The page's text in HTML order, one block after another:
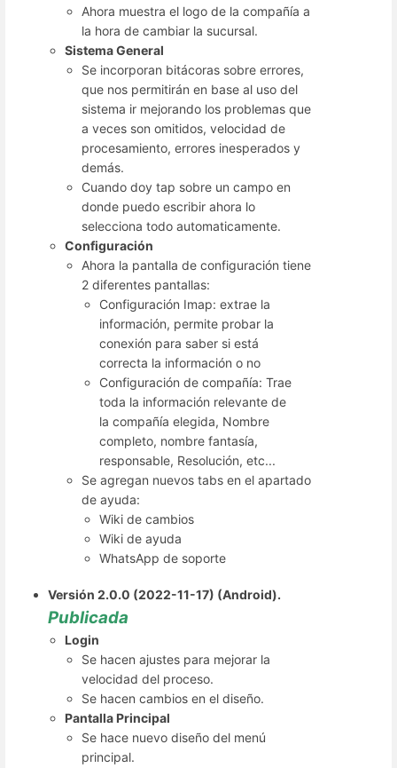
Ahora muestra el logo de la compañía a
la hora de cambiar la sucursal.
Sistema General
Se incorporan bitácoras sobre errores,
que nos permitirán en base al uso del
sistema ir mejorando los problemas que
a veces son omitidos, velocidad de
procesamiento, errores inesperados y
demás.
Cuando doy tap sobre un campo en
donde puedo escribir ahora lo
selecciona todo automaticamente.
Configuración
Ahora la pantalla de configuración tiene
2 diferentes pantallas:
Configuración Imap: extrae la
información, permite probar la
conexión para saber si está
correcta la información o no
Configuración de compañía: Trae
toda la información relevante de
la compañía elegida, Nombre
completo, nombre fantasía,
responsable, Resolución, etc...
Se agregan nuevos tabs en el apartado
de ayuda:
Wiki de cambios
Wiki de ayuda
WhatsApp de soporte
Versión 2.0.0 (2022-11-17) (Android).
Publicada
Login
Se hacen ajustes para mejorar la
velocidad del proceso.
Se hacen cambios en el diseño.
Pantalla Principal
Se hace nuevo diseño del menú
principal.